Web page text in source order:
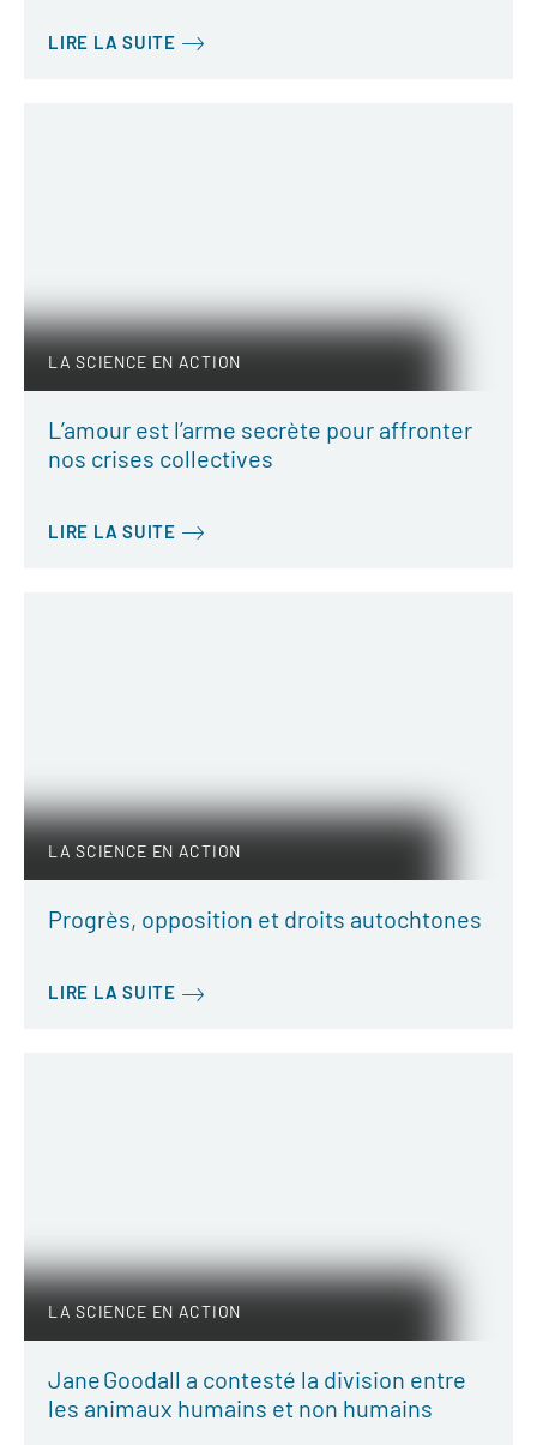
LIRE LA SUITE
LA SCIENCE EN ACTION
L’amour est l’arme secrète pour affronter
nos crises collectives
LIRE LA SUITE
LA SCIENCE EN ACTION
Progrès, opposition et droits autochtones
LIRE LA SUITE
LA SCIENCE EN ACTION
Jane Goodall a contesté la division entre
les animaux humains et non humains